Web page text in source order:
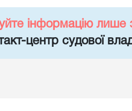
інформацію лише
центр судової